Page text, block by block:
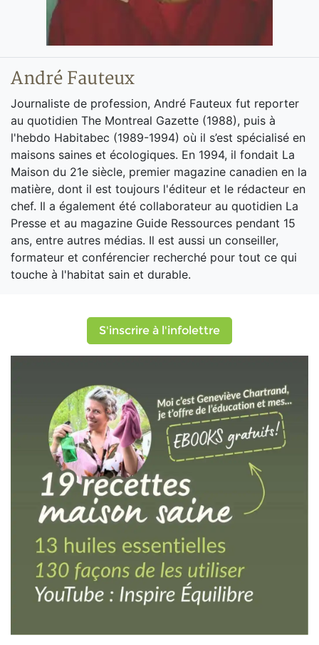
André Fauteux
Journaliste de profession, André Fauteux fut reporter
au quotidien The Montreal Gazette (1988), puis à
l'hebdo Habitabec (1989-1994) où il s’est spécialisé en
maisons saines et écologiques. En 1994, il fondait La
Maison du 21e siècle, premier magazine canadien en la
matière, dont il est toujours l'éditeur et le rédacteur en
chef. Il a également été collaborateur au quotidien La
Presse et au magazine Guide Ressources pendant 15
ans, entre autres médias. Il est aussi un conseiller,
formateur et conférencier recherché pour tout ce qui
touche à l'habitat sain et durable.
S'inscrire à l'infolettre